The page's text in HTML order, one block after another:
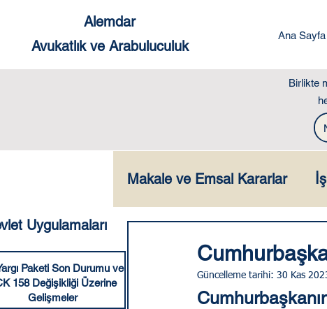
Alemdar
Avukatlık ve Arabuluculuk
Ana Sayfa
Birlikte
Paketi Son Durumu ve
158 Değişikliği Üzerine
Gelişmeler
Uygulamaları
Makale ve Emsal Kararlar
Dilekçe Örnekleri
Güncelleme tarihi: 30 Kas